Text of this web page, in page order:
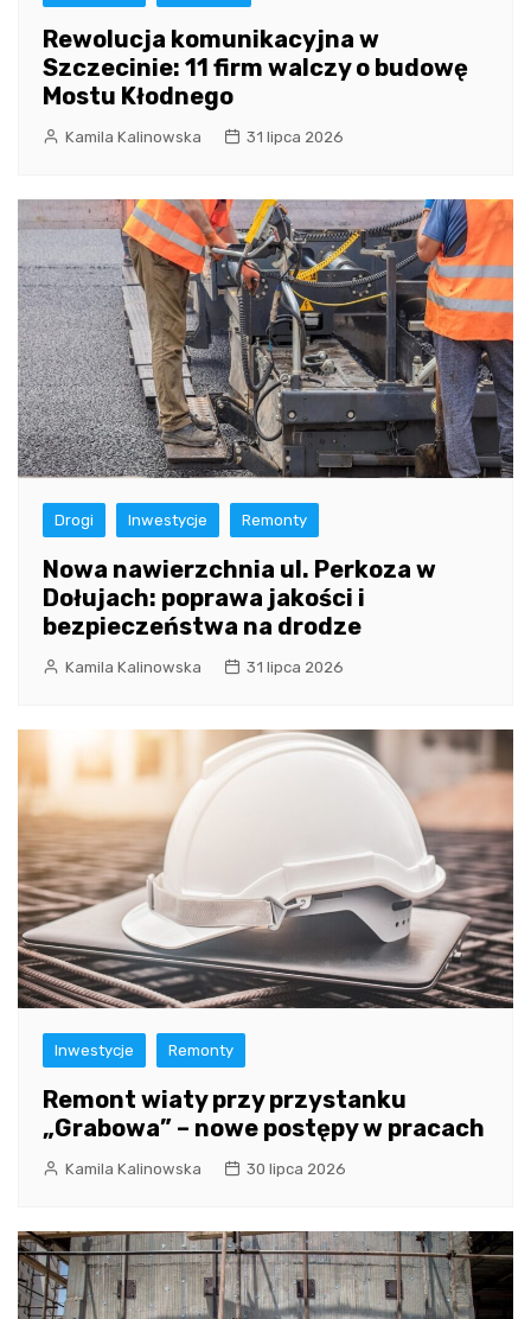
Rewolucja komunikacyjna w
Szczecinie: 11 firm walczy o budowę
Mostu Kłodnego
Kamila Kalinowska 31 lipca 2026
Drogi Inwestycje Remonty
Nowa nawierzchnia ul. Perkoza w
Dołujach: poprawa jakości i
bezpieczeństwa na drodze
Kamila Kalinowska 31 lipca 2026
Inwestycje Remonty
Remont wiaty przy przystanku
„Grabowa” – nowe postępy w pracach
Kamila Kalinowska 30 lipca 2026